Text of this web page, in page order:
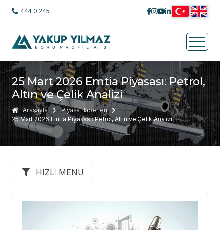
444 0 245
25 Mart 2026 Emtia Piyasası: Petrol,
Altın ve Çelik Analizi
Anasayfa
Piyasa Haberleri
25 Mart 2026 Emtia Piyasası: Petrol, Altın ve Çelik Analizi
HIZLI MENÜ